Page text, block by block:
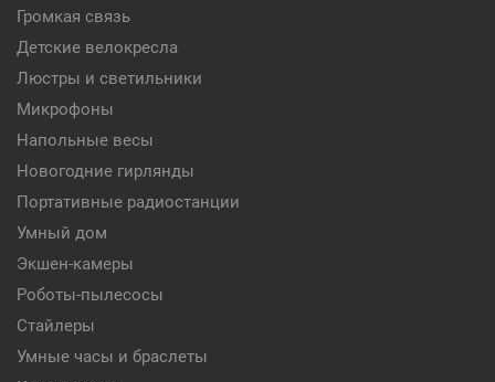
Громкая связь
Детские велокресла
Люстры и светильники
Микрофоны
Напольные весы
Новогодние гирлянды
Портативные радиостанции
Умный дом
Экшен-камеры
Роботы-пылесосы
Стайлеры
Умные часы и браслеты